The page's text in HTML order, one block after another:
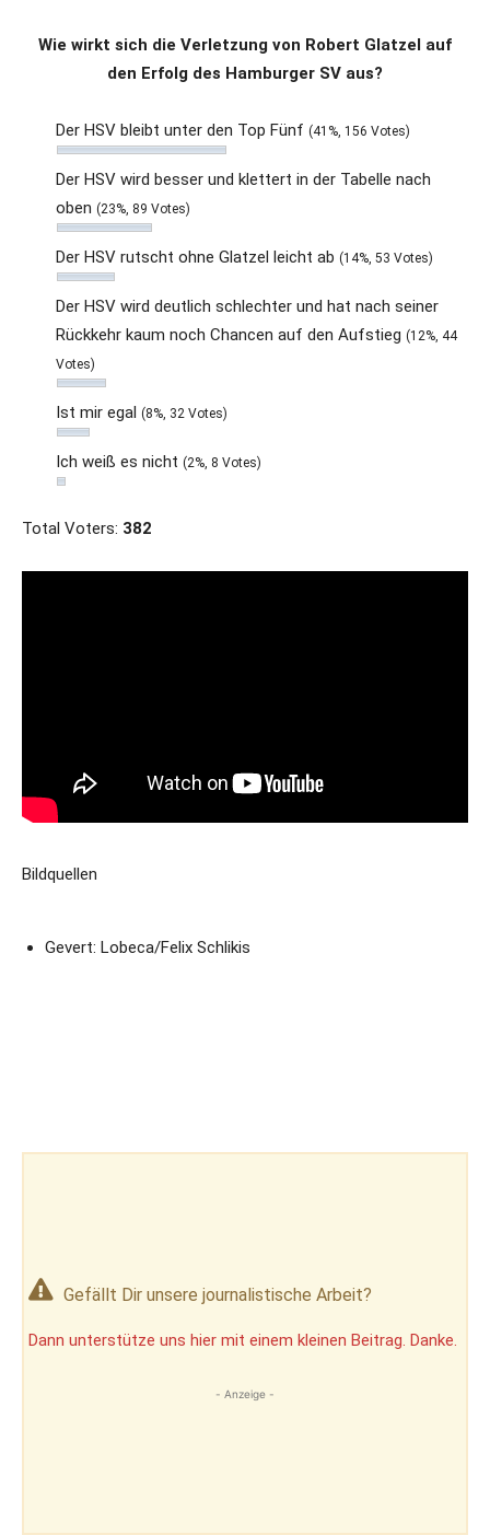
Wie wirkt sich die Verletzung von Robert Glatzel auf
den Erfolg des Hamburger SV aus?
Der HSV bleibt unter den Top Fünf (41%, 156 Votes)
Der HSV wird besser und klettert in der Tabelle nach
oben (23%, 89 Votes)
Der HSV rutscht ohne Glatzel leicht ab (14%, 53 Votes)
Der HSV wird deutlich schlechter und hat nach seiner
Rückkehr kaum noch Chancen auf den Aufstieg (12%, 44
Votes)
Ist mir egal (8%, 32 Votes)
Ich weiß es nicht (2%, 8 Votes)
Total Voters: 382
Bildquellen
Gevert: Lobeca/Felix Schlikis
Gefällt Dir unsere journalistische Arbeit?
Dann unterstütze uns hier mit einem kleinen Beitrag. Danke.
- Anzeige -